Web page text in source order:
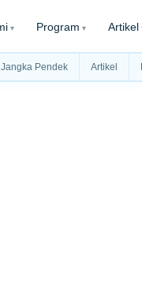
Program Artikel
Pendek Artikel